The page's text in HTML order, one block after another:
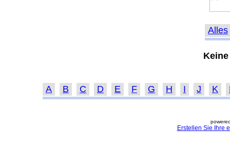
Alles
A B C D E F G H I J K
Erstellen Sie Ihre